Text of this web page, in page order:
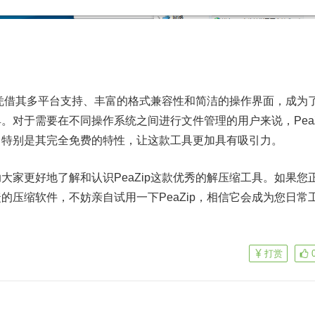
其多平台支持、丰富的格式兼容性和简洁的操作界面，成为
对于需要在不同操作系统之间进行文件管理的用户来说，
别是其完全免费的特性，让这款工具更加具有吸引力。
家更好地了解和认识PeaZip这款优秀的解压缩工具。如果您
压缩软件，不妨亲自试用一下PeaZip，相信它会成为您日常
打赏